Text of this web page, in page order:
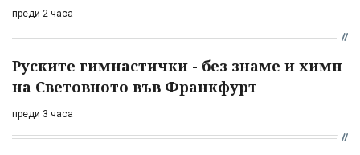
преди 2 часа
Руските гимнастички - без знаме и химн
на Световното във Франкфурт
преди 3 часа